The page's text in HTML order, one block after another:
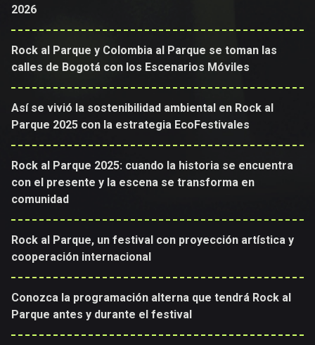
2026
Rock al Parque y Colombia al Parque se toman las
calles de Bogotá con los Escenarios Móviles
Así se vivió la sostenibilidad ambiental en Rock al
Parque 2025 con la estrategia EcoFestivales
Rock al Parque 2025: cuando la historia se encuentra
con el presente y la escena se transforma en
comunidad
Rock al Parque, un festival con proyección artística y
cooperación internacional
Conozca la programación alterna que tendrá Rock al
Parque antes y durante el festival